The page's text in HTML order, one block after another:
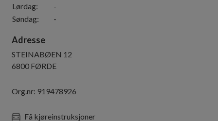
Lørdag:
-
Søndag: -
Adresse
STEINABØEN 12
6800 FØRDE
Org.nr: 919478926
Få kjøreinstruksjoner